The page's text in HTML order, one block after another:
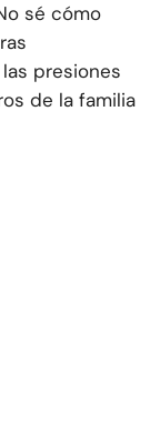
sé cómo
presiones
de la familia